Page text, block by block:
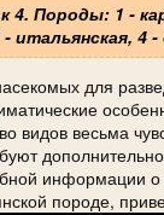
4. Породы: 1 -
- итальянская, 4
для
видов весьма
информации о
породе,